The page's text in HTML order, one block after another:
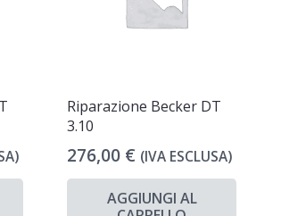
Riparazione Becker DT
3.10
276,00 € (IVA ESCLUSA)
AGGIUNGI AL